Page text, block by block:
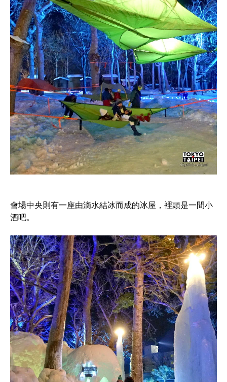
會場中央則有一座由滴水結冰而成的冰屋，裡頭是一間小
酒吧。